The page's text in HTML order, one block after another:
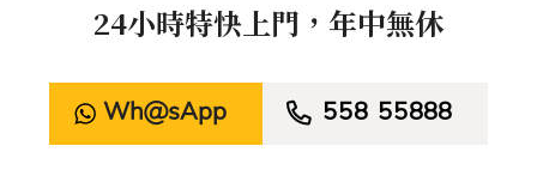
24小時特快上門，年中無休
WhatsApp  558 55888